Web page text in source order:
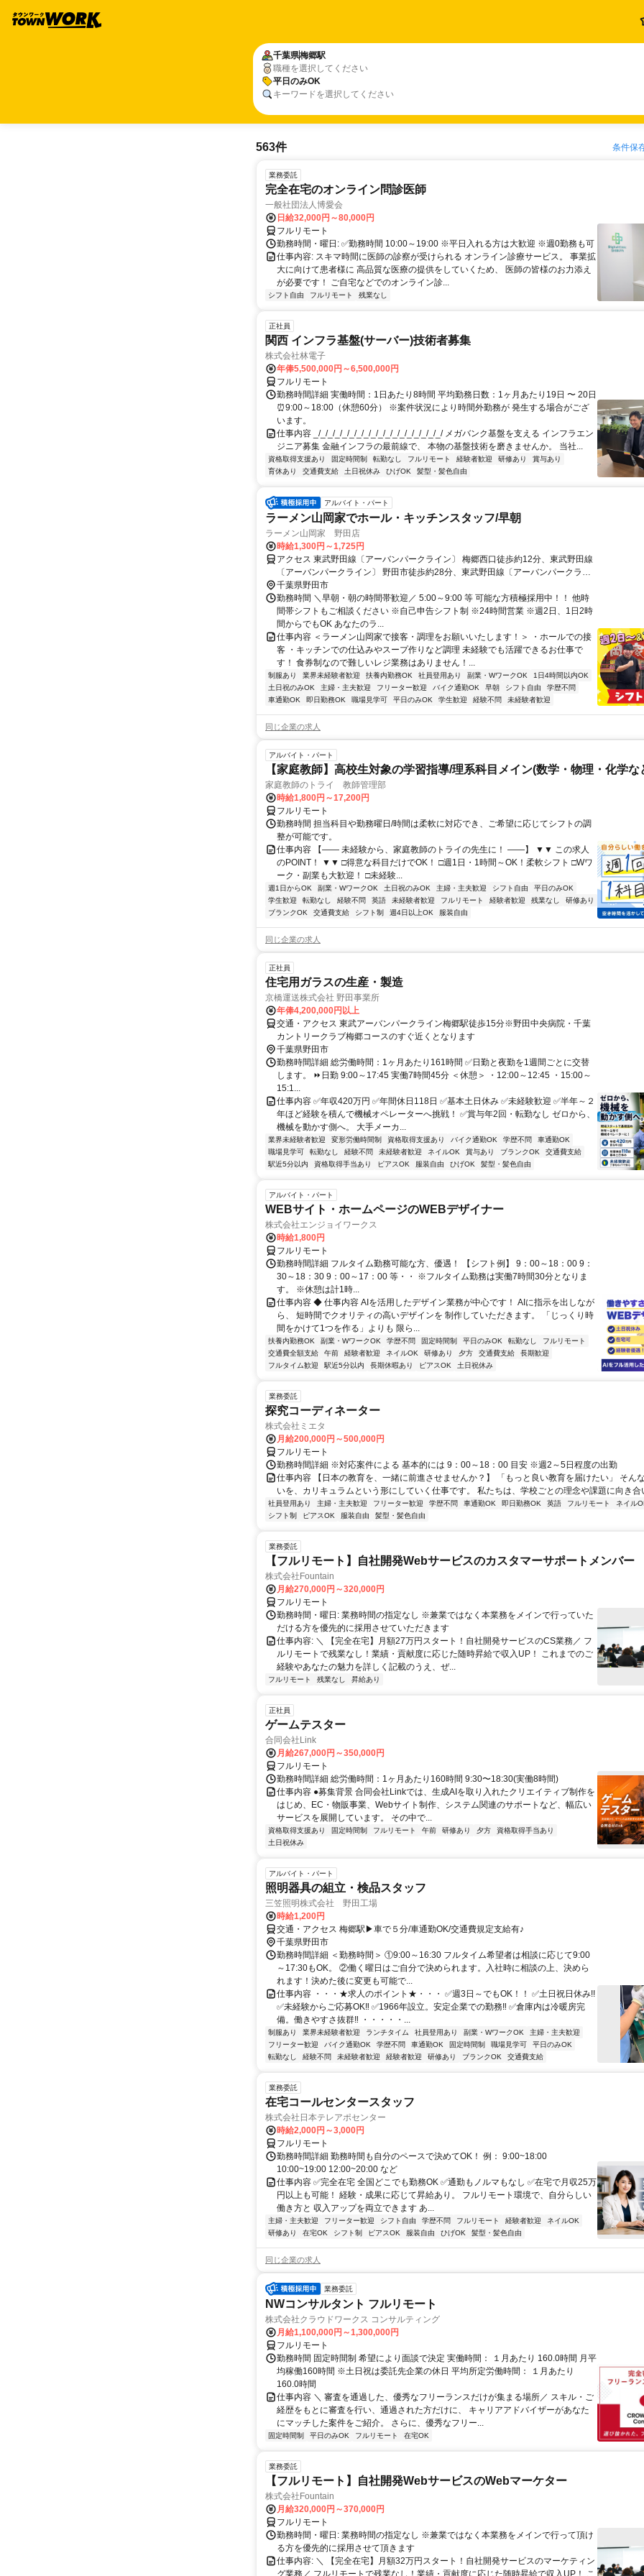
千葉県梅郷駅
職種を選択してください
平日のみOK
キーワードを選択してください
563件 条件保
業務委託
完全在宅のオンライン問診医師
一般社団法人博愛会
日給32,000円～80,000円
フルリモート
勤務時間・曜日: ✅勤務時間 10:00～19:00 ※平日入れる方は大歓迎 ※週0勤務も可
仕事内容: スキマ時間に医師の診察が受けられる オンライン診療サービス。 事業拡
大に向けて患者様に 高品質な医療の提供をしていくため、 医師の皆様のお力添え
が必要です！ ご自宅などでのオンライン診...
シフト自由 フルリモート 残業なし
正社員
関西 インフラ基盤(サーバー)技術者募集
株式会社林電子
年俸5,500,000円～6,500,000円
フルリモート
勤務時間詳細 実働時間：1日あたり8時間 平均勤務日数：1ヶ月あたり19日 〜 20日
⏰9:00～18:00（休憩60分） ※案件状況により時間外勤務が 発生する場合がござ
います。
仕事内容 _/_/_/_/_/_/_/_/_/_/_/_/_/_/_/_/_/_/ メガバンク基盤を支える インフラエン
ジニア募集 金融インフラの最前線で、 本物の基盤技術を磨きませんか。 当社...
資格取得支援あり 固定時間制 転勤なし フルリモート 経験者歓迎 研修あり
賞与あり
育休あり
交通費支給 土日祝休み ひげOK 髪型・髪色自由
アルバイト・パート
ラーメン山岡家でホール・キッチンスタッフ/早朝
ラーメン山岡家 野田店
時給1,300円～1,725円
アクセス 東武野田線〔アーバンパークライン〕 梅郷西口徒歩約12分、東武野田線
〔アーバンパークライン〕 野田市徒歩約28分、東武野田線〔アーバンパークライ
ン〕 運河西口徒歩約41分 梅郷(東武野田線)西口(徒歩12分)※国道16号を野田方面
から柏方面へ直進、県道46号交差点を越えて約1km先右側。「餃子の王将」「びっ
くりドンキー」近くの幹線道路沿いで、車・バイク通勤OKです。
千葉県野田市
勤務時間 ＼早朝・朝の時間帯歓迎／ 5:00～9:00 等 可能な方積極採用中！！ 他時
間帯シフトもご相談ください ※自己申告シフト制 ※24時間営業 ※週2日、1日2時
間からでもOK あなたのラ...
仕事内容 ＜ラーメン山岡家で接客・調理をお願いいたします！＞ ・ホールでの接
客 ・キッチンでの仕込みやスープ作りなど調理 未経験でも活躍できるお仕事で
す！ 食券制なので難しいレジ業務はありません！...
制服あり 業界未経験者歓迎 扶養内勤務OK 社員登用あり 副業・WワークOK
1日4時間以内OK
土日祝のみOK
主婦・主夫歓迎 フリーター歓迎 バイク通勤OK 早朝 シフト自由
学歴不問
車通勤OK
即日勤務OK 職場見学可 平日のみOK 学生歓迎 経験不問 未経験者歓迎
同じ企業の求人
アルバイト・パート
【家庭教師】高校生対象の学習指導/理系科目メイン(数学・物理・化学な
家庭教師のトライ 教師管理部
時給1,800円～17,200円
フルリモート
勤務時間 担当科目や勤務曜日/時間は柔軟に対応でき、ご希望に応じてシフトの調
整が可能です。
仕事内容 【―― 未経験から、家庭教師のトライの先生に！ ――】 ▼▼ この求人
のPOINT！ ▼▼ □得意な科目だけでOK！ □週1日・1時間～OK！柔軟シフト □Wワ
ーク・副業も大歓迎！ □未経験...
週1日からOK 副業・WワークOK 土日祝のみOK 主婦・主夫歓迎 シフト自由
平日のみOK
学生歓迎
転勤なし 経験不問 英語 未経験者歓迎 フルリモート 経験者歓迎 残業なし
研修あり
ブランクOK
交通費支給 シフト制 週4日以上OK 服装自由
同じ企業の求人
正社員
住宅用ガラスの生産・製造
京橋運送株式会社 野田事業所
年俸4,200,000円以上
交通・アクセス 東武アーバンパークライン梅郷駅徒歩15分※野田中央病院・千葉
カントリークラブ梅郷コースのすぐ近くとなります
千葉県野田市
勤務時間詳細 総労働時間：1ヶ月あたり161時間 ✅日勤と夜勤を1週間ごとに交替
します。 ⏩日勤 9:00～17:45 実働7時間45分 ＜休憩＞ ・12:00～12:45 ・15:00～
15:1...
仕事内容 ✅年収420万円 ✅年間休日118日 ✅基本土日休み ✅未経験歓迎 ✅半年～２
年ほど経験を積んで機械オペレーターへ挑戦！ ✅賞与年2回・転勤なし ゼロから、
機械を動かす側へ。 大手メーカ...
業界未経験者歓迎 変形労働時間制 資格取得支援あり バイク通勤OK 学歴不問
車通勤OK
職場見学可
転勤なし 経験不問 未経験者歓迎 ネイルOK 賞与あり ブランクOK
交通費支給
駅近5分以内
資格取得手当あり ピアスOK 服装自由 ひげOK 髪型・髪色自由
アルバイト・パート
WEBサイト・ホームページのWEBデザイナー
株式会社エンジョイワークス
時給1,800円
フルリモート
勤務時間詳細 フルタイム勤務可能な方、優遇！ 【シフト例】 9：00～18：00 9：
30～18：30 9：00～17：00 等・・ ※フルタイム勤務は実働7時間30分となりま
す。 ※休憩は計1時...
仕事内容 ◆ 仕事内容 AIを活用したデザイン業務が中心です！ AIに指示を出しなが
ら、 短時間でクオリティの高いデザインを 制作していただきます。 「じっくり時
間をかけて1つを作る」よりも 限ら...
扶養内勤務OK 副業・WワークOK 学歴不問 固定時間制 平日のみOK 転勤なし
フルリモート
交通費全額支給
午前 経験者歓迎 ネイルOK 研修あり 夕方 交通費支給
長期歓迎
フルタイム歓迎
駅近5分以内 長期休暇あり ピアスOK 土日祝休み
業務委託
探究コーディネーター
株式会社ミエタ
月給200,000円～500,000円
フルリモート
勤務時間詳細 ※対応案件による 基本的には 9：00～18：00 目安 ※週2～5日程度の出勤
仕事内容 【日本の教育を、一緒に前進させませんか？】 「もっと良い教育を届けたい」 そん
いを、カリキュラムという形にしていく仕事です。 私たちは、学校ごとの理念や課題に向き合
社員登用あり 主婦・主夫歓迎 フリーター歓迎 学歴不問 車通勤OK 即日勤務OK 英語 フルリモート
ネイル
シフト制
ピアスOK 服装自由 髪型・髪色自由
業務委託
【フルリモート】自社開発Webサービスのカスタマーサポートメンバー
株式会社Fountain
月給270,000円～320,000円
フルリモート
勤務時間・曜日: 業務時間の指定なし ※兼業ではなく本業務をメインで行っていた
だける方を優先的に採用させていただきます
仕事内容: ＼ 【完全在宅】月額27万円スタート！自社開発サービスのCS業務／ フ
ルリモートで残業なし！業績・貢献度に応じた随時昇給で収入UP！ これまでのご
経験やあなたの魅力を詳しく記載のうえ、ぜ...
フルリモート 残業なし 昇給あり
正社員
ゲームテスター
合同会社Link
月給267,000円～350,000円
フルリモート
勤務時間詳細 総労働時間：1ヶ月あたり160時間 9:30〜18:30(実働8時間)
仕事内容 ●募集背景 合同会社Linkでは、生成AIを取り入れたクリエイティブ制作を
はじめ、EC・物販事業、Webサイト制作、システム関連のサポートなど、幅広い
サービスを展開しています。 その中で...
資格取得支援あり 固定時間制 フルリモート 午前 研修あり 夕方
資格取得手当あり
土日祝休み
アルバイト・パート
照明器具の組立・検品スタッフ
三笠照明株式会社 野田工場
時給1,200円
交通・アクセス 梅郷駅▶車で５分/車通勤OK/交通費規定支給有♪
千葉県野田市
勤務時間詳細 ＜勤務時間＞ ①9:00～16:30 フルタイム希望者は相談に応じて9:00
～17:30もOK。 ②働く曜日はご自分で決められます。入社時に相談の上、決めら
れます！決めた後に変更も可能で...
仕事内容 ・・・★求人のポイント★・・・ ✅週3日～でもOK！！ ✅土日祝日休み!!
✅未経験からご応募OK‼ ✅1966年設立。安定企業での勤務‼ ✅倉庫内は冷暖房完
備。働きやすさ抜群‼ ・・・・・...
制服あり 業界未経験者歓迎 ランチタイム 社員登用あり 副業・WワークOK
主婦・主夫歓迎
フリーター歓迎
バイク通勤OK 学歴不問 車通勤OK 固定時間制 職場見学可
平日のみOK
転勤なし
経験不問 未経験者歓迎 経験者歓迎 研修あり ブランクOK 交通費支給
業務委託
在宅コールセンタースタッフ
株式会社日本テレアポセンター
時給2,000円～3,000円
フルリモート
勤務時間詳細 勤務時間も自分のペースで決めてOK！ 例： 9:00~18:00
10:00~19:00 12:00~20:00 など
仕事内容 ✅完全在宅 全国どこでも勤務OK ✅通勤もノルマもなし ✅在宅で月収25万
円以上も可能！ 経験・成果に応じて昇給あり。 フルリモート環境で、自分らしい
働き方と 収入アップを両立できます あ...
主婦・主夫歓迎 フリーター歓迎 シフト自由 学歴不問 フルリモート 経験者歓迎
ネイルOK
研修あり
在宅OK シフト制 ピアスOK 服装自由 ひげOK 髪型・髪色自由
同じ企業の求人
業務委託
NWコンサルタント フルリモート
株式会社クラウドワークス コンサルティング
月給1,100,000円～1,300,000円
フルリモート
勤務時間 固定時間制 希望により面談で決定 実働時間： １月あたり 160.0時間 月平
均稼働160時間 ※土日祝は委託先企業の休日 平均所定労働時間： １月あたり
160.0時間
仕事内容 ＼ 審査を通過した、優秀なフリーランスだけが集まる場所／ スキル・ご
経歴をもとに審査を行い、通過された方だけに、 キャリアアドバイザーがあなた
にマッチした案件をご紹介。 さらに、優秀なフリー...
固定時間制 平日のみOK フルリモート 在宅OK
業務委託
【フルリモート】自社開発WebサービスのWebマーケター
株式会社Fountain
月給320,000円～370,000円
フルリモート
勤務時間・曜日: 業務時間の指定なし ※兼業ではなく本業務をメインで行って頂け
る方を優先的に採用させて頂きます
仕事内容: ＼ 【完全在宅】月額32万円スタート！自社開発サービスのマーケティン
グ業務／ フルリモートで残業なし！業績・貢献度に応じた随時昇給で収入UP！ こ